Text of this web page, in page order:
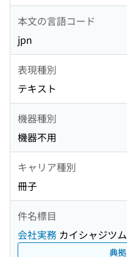
本文の言語コード
jpn
表現種別
テキスト
機器種別
機器不用
キャリア種別
冊子
件名標目
会社実務 カイシャジツム
典拠